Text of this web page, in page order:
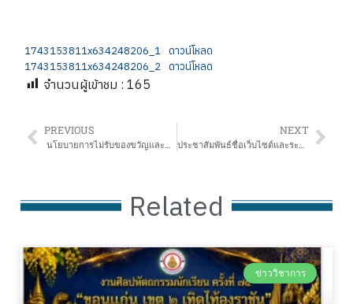
1743153811x634248206_1
ดาวน์โหลด
1743153811x634248206_2
ดาวน์โหลด
จำนวนผู้เข้าชม : 165
PREVIOUS
นโยบายการไม่รับของขวัญและของกำนัลทุกชนิดจากการปฏิบัติหน้าที่ (No Gift Policy) สำนักงานเขตพื้นที่การศึกษาประถมศึกษากาฬสินธุ์ เขต 3
NEXT
ประชาสัมพันธ์ชื่อเว็บไซต์และระบบบริการข้อมูลภาครัฐ (bigdata) สำนักงานเขตพื้นที่การศึกษาประถมศึกษานครนายก
Related
ข่าววิชาการ